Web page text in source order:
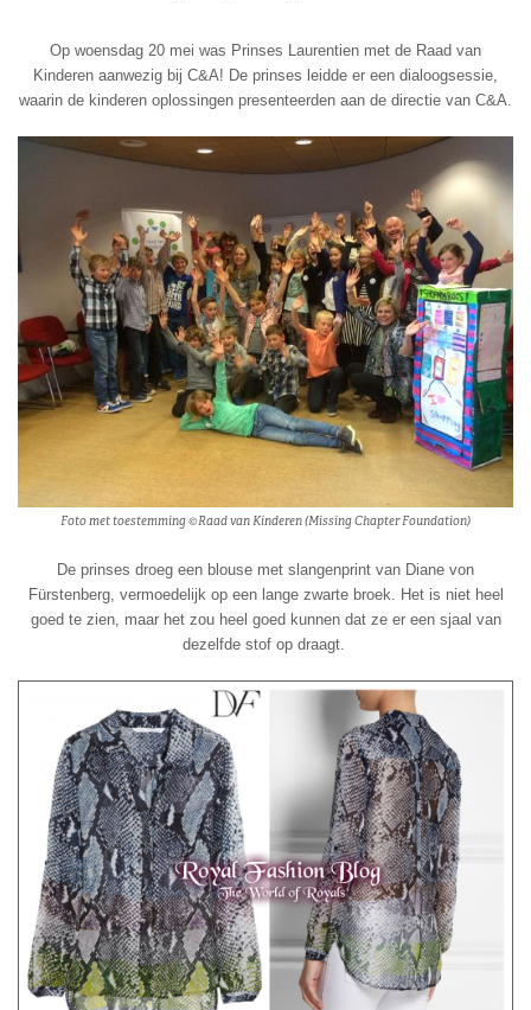
Op woensdag 20 mei was Prinses Laurentien met de Raad van
Kinderen aanwezig bij C&A! De prinses leidde er een dialoogsessie,
waarin de kinderen oplossingen presenteerden aan de directie van C&A.
Foto met toestemming ©Raad van Kinderen (Missing Chapter Foundation)
De prinses droeg een blouse met slangenprint van Diane von
Fürstenberg, vermoedelijk op een lange zwarte broek. Het is niet heel
goed te zien, maar het zou heel goed kunnen dat ze er een sjaal van
dezelfde stof op draagt.